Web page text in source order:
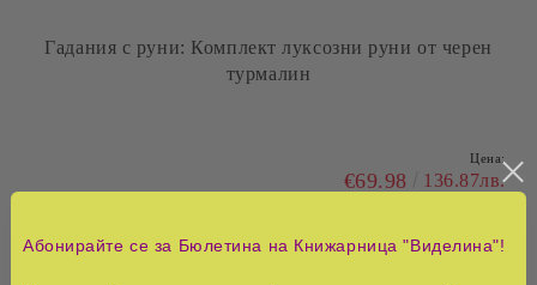
Гадания с руни: Комплект луксозни руни от черен
турмалин
Цена:
€69.98 136.87лв.
Брой:
Абонирайте се за Бюлетина на Книжарница "Виделина"!